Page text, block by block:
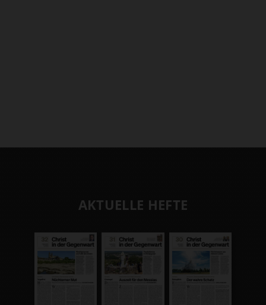
AKTUELLE HEFTE